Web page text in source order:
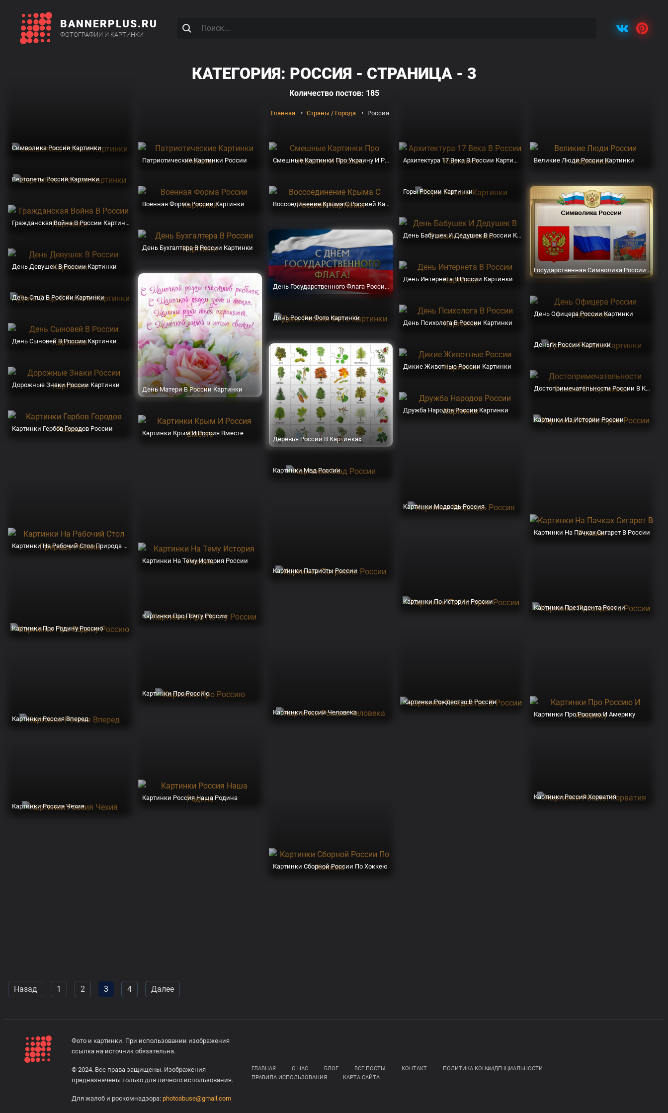
BANNERPLUS.RU
ФОТОГРАФИИ И КАРТИНКИ
КАТЕГОРИЯ: РОССИЯ - СТРАНИЦА - 3
Количество постов: 185
Главная Страны / Города Россия
Символика России Картинки
Патриотические Картинки России
Смешные Картинки Про Украину И Россию Архитектура 17 Века В России Картинки Великие Люди России Картинки
Вертолеты России Картинки
Военная Форма России Картинки Воссоединение Крыма С Россией Картинки
Горы России Картинки
Государственная Символика России Картинки
Гражданская Война В России Картинки
День Бабушек И Дедушек В России Картинки
День Бухгалтера В России Картинки
День Государственного Флага России Картинки
День Девушек В России Картинки
День Интернета В России Картинки
День Матери В России Картинки
День Отца В России Картинки
День Офицера России Картинки
День Психолога В России Картинки
День России Фото Картинки
День Сыновей В России Картинки Деньги России Картинки
Деревья России В Картинках
Дикие Животные России Картинки
Дорожные Знаки России Картинки Достопримечательности России В Картинках
Дружба Народов России Картинки
Картинки Гербов Городов России
Картинки Из Истории России
Картинки Крым И Россия Вместе
Картинки Мвд России
Картинки Медведь Россия
Картинки На Пачках Сигарет В России
Картинки На Рабочий Стол Природа России
Картинки На Тему История России
Картинки Патриоты России
Картинки По Истории России
Картинки Президента России
Картинки Про Почту России
Картинки Про Родину Россию
Картинки Про Россию
Картинки Про Россию И Америку
Картинки Рождество В России
Картинки России Человека
Картинки Россия Вперед
Картинки Россия Наша Родина
Картинки Россия Хорватия
Картинки Россия Чехия
Картинки Сборной России По Хоккею
Назад 1 2 3 4 Далее
Фото и картинки. При использовании изображения
ссылка на источник обязательна.
© 2024. Все права защищены. Изображения
предназначены только для личного использования.
Для жалоб и роскомнадзора:photoabuse@gmail.com
ГЛАВНАЯ О НАС БЛОГ ВСЕ ПОСТЫ КОНТАКТ
ПОЛИТИКА КОНФИДЕНЦИАЛЬНОСТИ
ПРАВИЛА ИСПОЛЬЗОВАНИЯ
КАРТА САЙТА